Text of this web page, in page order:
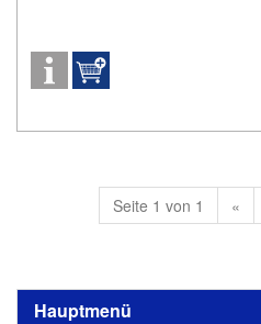
Seite 1 von 1 «
Hauptmenü